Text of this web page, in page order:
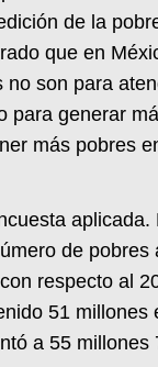
de la
que en
no son para
para generar
más pobres
aplicada.
de pobres
respecto al
51 millones
a 55 millones